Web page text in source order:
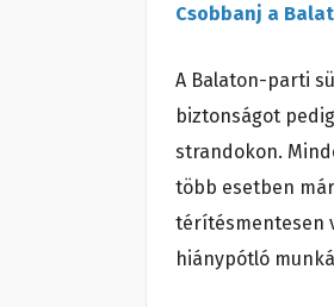
Csobbanj a
A Balaton-parti
biztonságot
strandokon.
több esetben
térítésmentesen
hiánypótló